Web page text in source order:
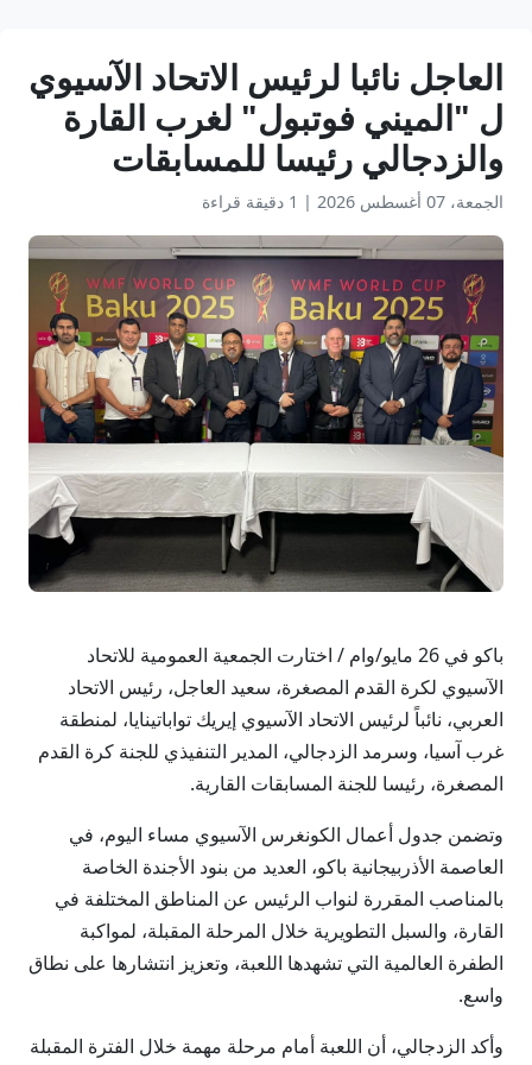
العاجل نائبا لرئيس الاتحاد الآسيوي
ل "الميني فوتبول" لغرب القارة
والزدجالي رئيسا للمسابقات
الجمعة، 07 أغسطس 2026 | 1 دقيقة قراءة
باكو في 26 مايو/وام / اختارت الجمعية العمومية للاتحاد
الآسيوي لكرة القدم المصغرة، سعيد العاجل، رئيس الاتحاد
العربي، نائباً لرئيس الاتحاد الآسيوي إيريك تواباتينايا، لمنطقة
غرب آسيا، وسرمد الزدجالي، المدير التنفيذي للجنة كرة القدم
المصغرة، رئيسا للجنة المسابقات القارية.
وتضمن جدول أعمال الكونغرس الآسيوي مساء اليوم، في
العاصمة الأذربيجانية باكو، العديد من بنود الأجندة الخاصة
بالمناصب المقررة لنواب الرئيس عن المناطق المختلفة في
القارة، والسبل التطويرية خلال المرحلة المقبلة، لمواكبة
الطفرة العالمية التي تشهدها اللعبة، وتعزيز انتشارها على نطاق
واسع.
وأكد الزدجالي، أن اللعبة أمام مرحلة مهمة خلال الفترة المقبلة